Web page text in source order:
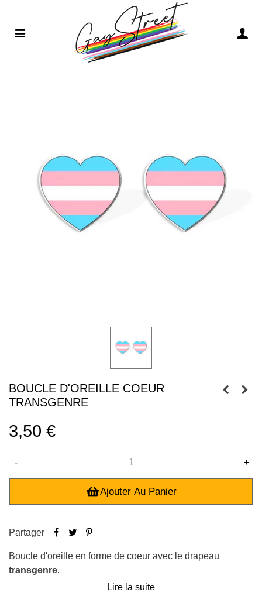
BOUCLE D'OREILLE COEUR
TRANSGENRE
3,50 €
- +
Ajouter Au Panier
Partager
Boucle d'oreille en forme de coeur avec le drapeau
transgenre.
Lire la suite